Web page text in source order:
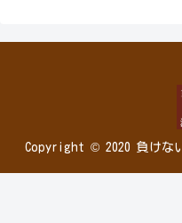
Copyright © 2020 負けな